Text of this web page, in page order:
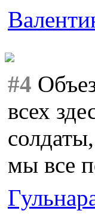
#4
всех
мы все